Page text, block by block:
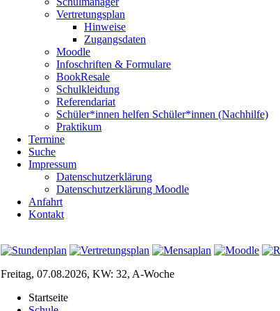
Vertretungsplan
Hinweise
Zugangsdaten
Moodle
Infoschriften & Formulare
BookResale
Schulkleidung
Referendariat
Schüler*innen helfen Schüler*innen (Nachhilfe)
Praktikum
Termine
Suche
Impressum
Datenschutzerklärung
Datenschutzerklärung Moodle
Anfahrt
Kontakt
Freitag, 07.08.2026, KW: 32, A-Woche
Startseite